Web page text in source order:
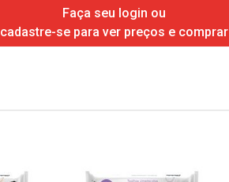
Faça seu login ou
cadastre-se para ver preços e comprar